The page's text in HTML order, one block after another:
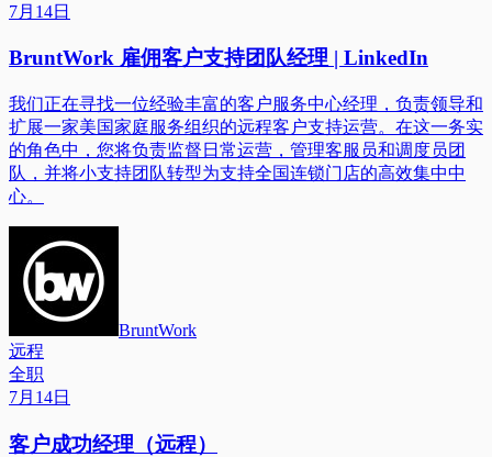
7月14日
BruntWork 雇佣客户支持团队经理 | LinkedIn
我们正在寻找一位经验丰富的客户服务中心经理，负责领导和
扩展一家美国家庭服务组织的远程客户支持运营。在这一务实
的角色中，您将负责监督日常运营，管理客服员和调度员团
队，并将小支持团队转型为支持全国连锁门店的高效集中中
心。
BruntWork
远程
全职
7月14日
客户成功经理（远程）